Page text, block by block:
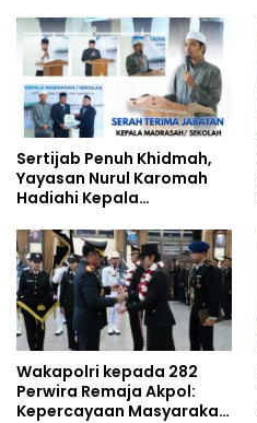
Studi Kepolisian
Sertijab Penuh Khidmah,
Yayasan Nurul Karomah
Hadiahi Kepala
Umrah
Wakapolri kepada 282
Perwira Remaja Akpol:
Kepercayaan Masyarakat